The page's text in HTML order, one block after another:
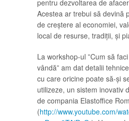
pentru dezvoltarea de
Acestea ar trebui să devină
de creștere al economiei,
local de resurse, tradiții, și
La workshop-ul ”Cum să
vândă” am dat detalii
cu care oricine poate să-și
utilizeze, un sistem inovativ
de compania Elastoffice
(http://www.youtube.com/